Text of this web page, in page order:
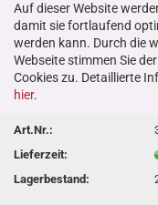
Auf dieser Website
damit sie fortlaufend
werden kann. Durch die
Webseite stimmen Sie
Cookies zu. Detaillierte
hier.
Nr. 32605
Art.Nr.:
Lieferzeit:
Lagerbestand: